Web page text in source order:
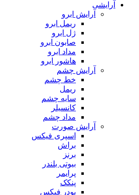
آرایشی
آرایش ابرو
ریمل ابرو
ژل ابرو
صابون ابرو
مداد ابرو
هاشور ابرو
آرایش چشم
خط چشم
ریمل
سایه چشم
کانسیلر
مداد چشم
آرایش صورت
اسپری فیکس
براش
برنز
بیوتی بلندر
پرایمر
پنکک
پودر فیکس